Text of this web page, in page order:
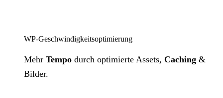
WP-Geschwindigkeitsoptimierung
Mehr Tempo durch optimierte Assets, Caching &
Bilder.